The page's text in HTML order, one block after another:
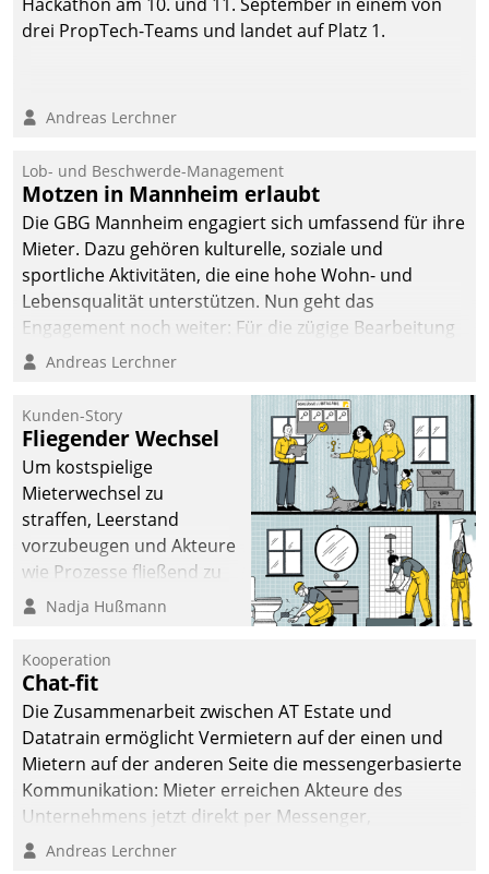
drei PropTech-Teams und landet auf Platz 1.
Andreas Lerchner
Lob- und Beschwerde-Management
Motzen in Mannheim erlaubt
Die GBG Mannheim engagiert sich umfassend für ihre
Mieter. Dazu gehören kulturelle, soziale und
sportliche Aktivitäten, die eine hohe Wohn- und
Lebensqualität unterstützen. Nun geht das
Engagement noch weiter: Für die zügige Bearbeitung
von Beschwerden – oder Lob – richtet das
und Beschwerde-Management einen eigenen Kanal
ein.
Andreas Lerchner
Kunden-Story
Fliegender Wechsel
Um kostspielige
Mieterwechsel zu
straffen, Leerstand
vorzubeugen und Akteure
wie Prozesse fließend zu
vernetzen, nutzt die
Jahresbeginn eine
Überblick, Einsicht und
Eingriff bietende Lösung.
Zur Entwicklung setzte
man auf
Cloudtechnologie,
bewährte und Startup-
agile Projektmethoden.
Nadja Hußmann
Kooperation
Chat-fit
Die Zusammenarbeit zwischen AT Estate und
Datatrain ermöglicht Vermietern auf der einen und
Mietern auf der anderen Seite die messengerbasierte
Kommunikation: Mieter erreichen Akteure des
Unternehmens jetzt direkt per Messenger,
Mitarbeiter oder Dienstleister empfangen oder
Andreas Lerchner